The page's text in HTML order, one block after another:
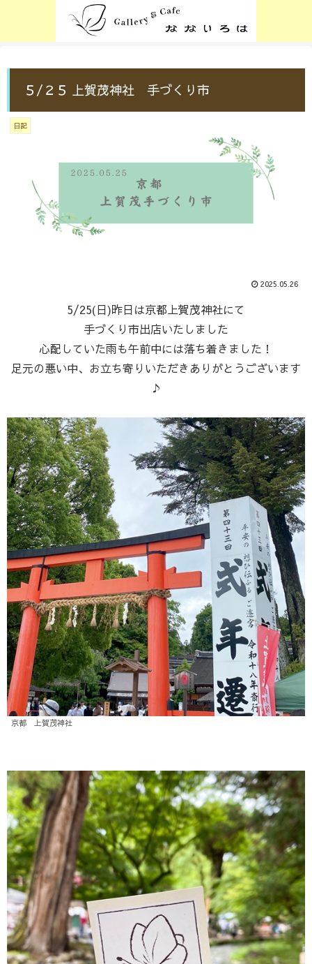
５/２５ 上賀茂神社 手づくり市
日記
2025.05.26
5/25(日)昨日は京都上賀茂神社にて
手づくり市出店いたしました
心配していた雨も午前中には落ち着きました！
足元の悪い中、お立ち寄りいただきありがとうございます
♪
京都 上賀茂神社